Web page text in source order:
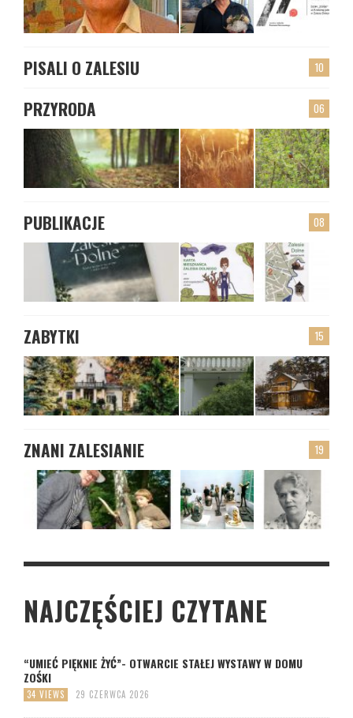
10
PISALI O ZALESIU
06
PRZYRODA
08
PUBLIKACJE
15
ZABYTKI
19
ZNANI ZALESIANIE
NAJCZĘŚCIEJ CZYTANE
“UMIEĆ PIĘKNIE ŻYĆ”- OTWARCIE STAŁEJ WYSTAWY W DOMU
ZOŚKI
34 VIEWS 29 CZERWCA 2026